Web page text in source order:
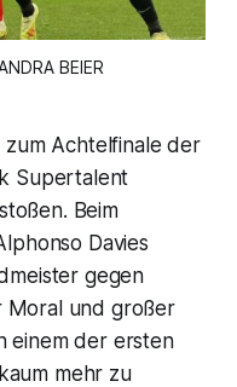
BEIER
Achtelfinale der
Supertalent
Beim
Davies
gegen
Moral und großer
einem der ersten
mehr zu